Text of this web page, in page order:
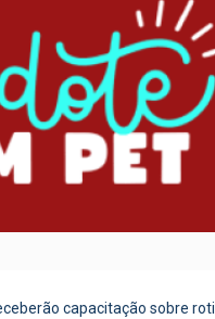
capacitação sobre